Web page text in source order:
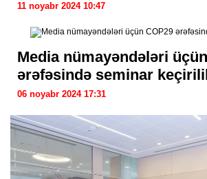
11 noyabr 2024 10:47
Media nümayəndələri
ərəfəsində seminar
06 noyabr 2024 17:31